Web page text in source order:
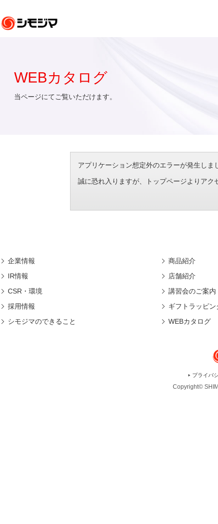
WEBカタログ
当ページにてご覧いただけます。
アプリケーション想定外のエラーが発生し
誠に恐れ入りますが、トップページよりアク
企業情報
IR情報
CSR・環境
採用情報
シモジマのできること
商品紹介
店舗紹介
講習会のご案内
ギフトラッピン
WEBカタログ
プライバ
Copyright©